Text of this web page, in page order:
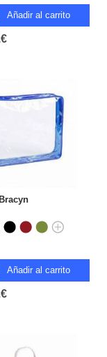
Añadir al carrito
Añadir al carrito